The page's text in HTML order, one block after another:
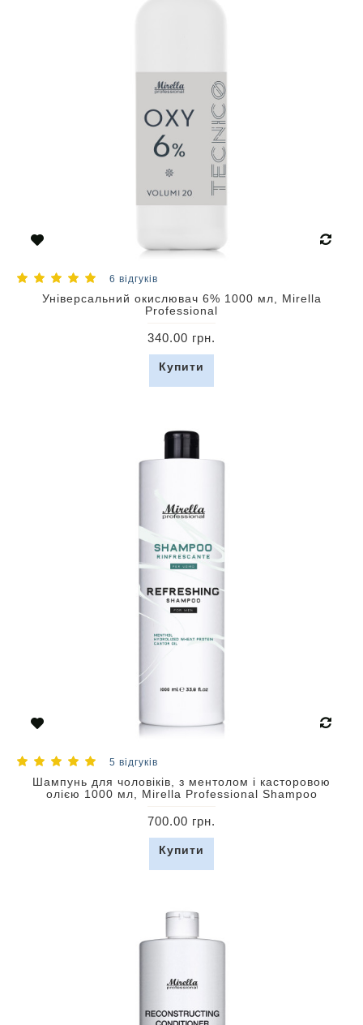
6 відгуків
Універсальний окислювач 6% 1000 мл, Mirella
Professional
340.00 грн.
Купити
5 відгуків
Шампунь для чоловіків, з ментолом і касторовою
олією 1000 мл, Mirella Professional Shampoo
700.00 грн.
Купити